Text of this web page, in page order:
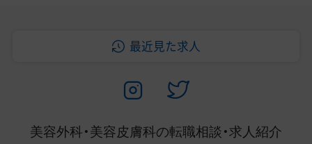
最近見た求人
美容外科・美容皮膚科の転職相談・求人紹介